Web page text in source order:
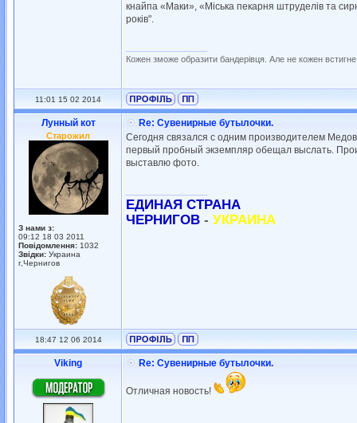
кнайпа «Маки», «Міська пекарня штруделів та
років".
Кожен зможе образити бандерівця. Але не кожен
11:01 15 02 2014
Лунный кот
Старожил
З нами з:
09:12 18 03 2011
Повідомлення: 1032
Звідки: Украина
г,Чернигов
Re: Сувенирные бутылочки.
Сегодня связался с одним производителем
первый пробный экземпляр обещал выслать.
выставлю фото.
ЕДИНАЯ СТРАНА
ЧЕРНИГОВ - УКРАИНА
18:47 12 06 2014
Viking Re: Сувенирные бутылочки.
Отличная новость!